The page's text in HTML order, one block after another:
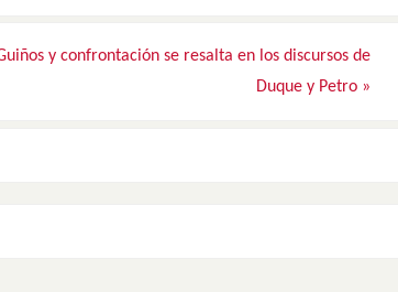
y confrontación se resalta en los discursos de
Duque y Petro »